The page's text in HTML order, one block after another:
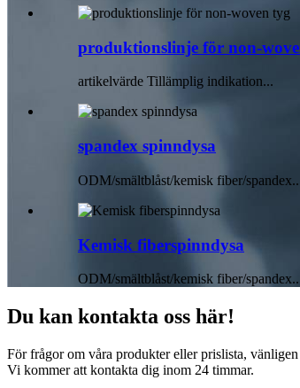
produktionslinje för non-
artikelvärde Tillämplig indikation...
spandex spinndysa
ODM/smältblåst/kemisk fiber/
Kemisk fiberspinndysa
ODM/smältblåst/kemisk fiber/
Du kan kontakta oss här!
För frågor om våra produkter eller prislista,
Vi kommer att kontakta dig inom 24 timmar.